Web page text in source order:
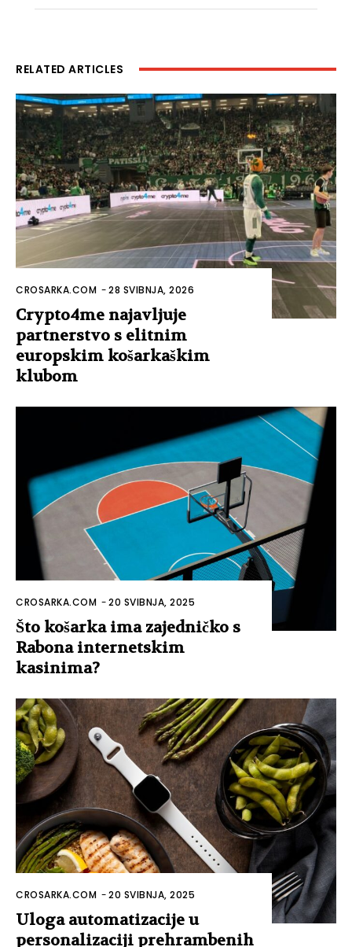
RELATED ARTICLES
CROSARKA.COM -28 SVIBNJA, 2026
Crypto4me najavljuje
partnerstvo s elitnim
europskim košarkaškim
klubom
CROSARKA.COM -20 SVIBNJA, 2025
Što košarka ima zajedničko s
Rabona internetskim
kasinima?
CROSARKA.COM -20 SVIBNJA, 2025
Uloga automatizacije u
personalizaciji prehrambenih